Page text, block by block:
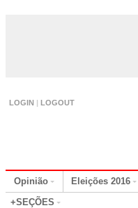
LOGIN | LOGOUT
Opinião Eleições 2016
+SEÇÕES